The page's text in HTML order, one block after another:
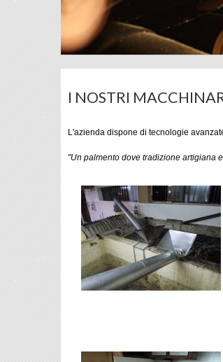
vinigulletta.com
I NOSTRI
L'azienda dispone di tecnologie
"Un palmento dove tradizione artigiana